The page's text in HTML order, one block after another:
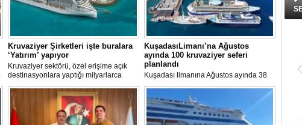
Kruvaziyer Şirketleri işte buralara
‘Yatırım’ yapıyor
Kruvaziyer sektörü, özel erişime açık
destinasyonlara yaptığı milyarlarca
dolarlık yatırımlarla tatil deneyimini gemi
dışına taşıyor. Özel adalar, beach
club'lar, su parkları ve lüks villalar artık
şirketlerin en stratejik gelir kaynakları
arasında yer alıyor.
KuşadasıLimanı’na Ağustos
ayında 100 kruvaziyer seferi
planlandı
Kuşadası limanına Ağustos ayında 38
farklı kruvaziyer gemisi 100 kez
uğrayacak. En yoğun günün 28 Ağustos
olduğu açıklandı.